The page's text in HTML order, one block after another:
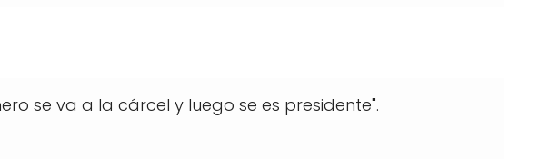
se va a la cárcel y luego se es presidente".